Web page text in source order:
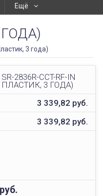
Ещё
ГОДА)
3 года)
2836R-CCT-RF-IN
ПЛАСТИК, 3 ГОДА)
3 339,82 руб.
3 339,82 руб.
руб.